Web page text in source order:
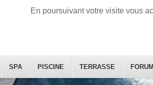
En poursuivant votre visite vous
SPA PISCINE TERRASSE